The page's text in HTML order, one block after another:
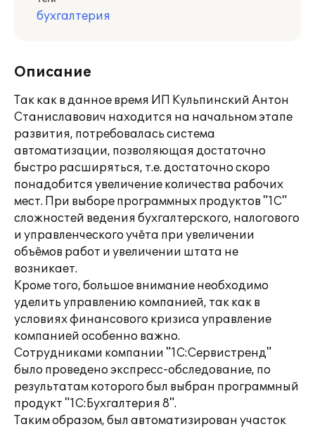
бухгалтерия
Описание
Так как в данное время ИП Кульпинский Антон
Станиславович находится на начальном этапе
развития, потребовалась система
автоматизации, позволяющая достаточно
быстро расширяться, т.е. достаточно скоро
понадобится увеличение количества рабочих
мест. При выборе программных продуктов "1С"
сложностей ведения бухгалтерского, налогового
и управленческого учёта при увеличении
объёмов работ и увеличении штата не
возникает.
Кроме того, большое внимание необходимо
уделить управлению компанией, так как в
условиях финансового кризиса управление
компанией особенно важно.
Сотрудниками компании "1С:Сервистренд"
было проведено экспресс-обследование, по
результатам которого был выбран программный
продукт "1С:Бухгалтерия 8".
Таким образом, был автоматизирован участок